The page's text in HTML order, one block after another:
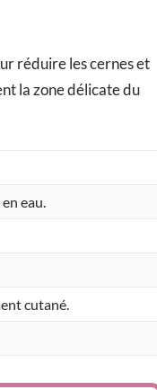
réduire les cernes et
la zone délicate du
eau.
cutané.